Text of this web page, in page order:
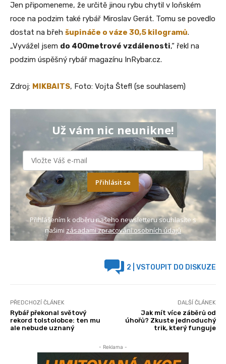
Jen připomeneme, že určitě jinou rybu chytil v loňském
roce na podzim také rybář Miroslav Gerát. Tomu se povedlo
dostat na břeh šupináče o váze 30,5 kilogramů.
„Vyvážel jsem do 400metrové vzdálenosti,“ řekl na
podzim úspěšný rybář magazínu InRybar.cz.
Zdroj: MIKBAITS, Foto: Vojta Štefl (se souhlasem)
Už vám nic neunikne!
Přihlásit se
Přihlášením k odběru našeho newsletteru souhlasíte s
našimi zásadami zpracování osobních údajů
2 | VSTOUPIT DO DISKUZE
PŘEDCHOZÍ ČLÁNEK
Rybář překonal světový
rekord tolstolobce: ten mu
ale nebude uznaný
DALŠÍ ČLÁNEK
Jak mít více záběrů od
úhořů? Zkuste jednoduchý
trik, který funguje
- Reklama -